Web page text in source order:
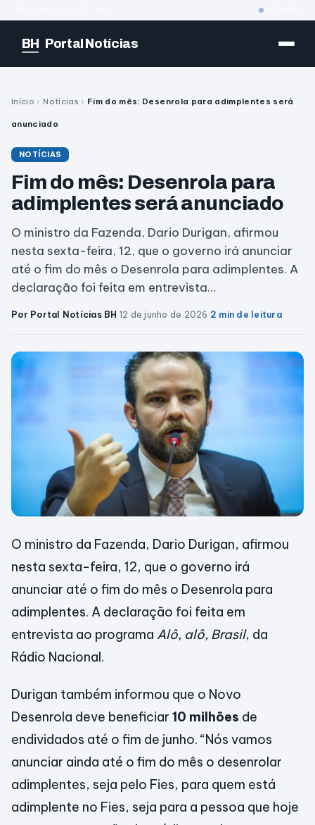
BH Portal Notícias
Início › Notícias › Fim do mês: Desenrola para adimplentes será
anunciado
NOTÍCIAS
Fim do mês: Desenrola para
adimplentes será anunciado
O ministro da Fazenda, Dario Durigan, afirmou
nesta sexta-feira, 12, que o governo irá anunciar
até o fim do mês o Desenrola para adimplentes. A
declaração foi feita em entrevista…
Por Portal Notícias BH·12 de junho de 2026·2 min de leitura
O ministro da Fazenda, Dario Durigan, afirmou
nesta sexta-feira, 12, que o governo irá
anunciar até o fim do mês o Desenrola para
adimplentes. A declaração foi feita em
entrevista ao programa Alô, alô, Brasil, da
Rádio Nacional.
Durigan também informou que o Novo
Desenrola deve beneficiar 10 milhões de
endividados até o fim de junho. “Nós vamos
anunciar ainda até o fim do mês o desenrolar
adimplentes, seja pelo Fies, para quem está
adimplente no Fies, seja para a pessoa que hoje